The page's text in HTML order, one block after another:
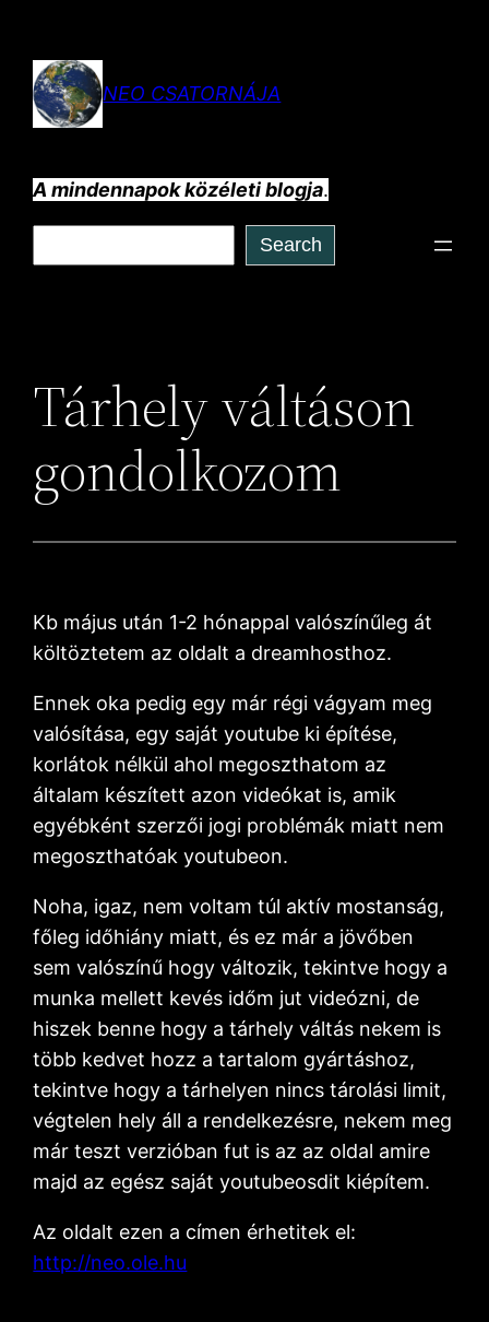
tartalomhozNEO CSATORNÁJA
A mindennapok közéleti blogja.
Search
Tárhely váltáson
gondolkozom
Kb május után 1-2 hónappal valószínűleg át
költöztetem az oldalt a dreamhosthoz.
Ennek oka pedig egy már régi vágyam meg
valósítása, egy saját youtube ki építése,
korlátok nélkül ahol megoszthatom az
általam készített azon videókat is, amik
egyébként szerzői jogi problémák miatt nem
megoszthatóak youtubeon.
Noha, igaz, nem voltam túl aktív mostanság,
főleg időhiány miatt, és ez már a jövőben
sem valószínű hogy változik, tekintve hogy a
munka mellett kevés időm jut videózni, de
hiszek benne hogy a tárhely váltás nekem is
több kedvet hozz a tartalom gyártáshoz,
tekintve hogy a tárhelyen nincs tárolási limit,
végtelen hely áll a rendelkezésre, nekem meg
már teszt verzióban fut is az az oldal amire
majd az egész saját youtubeosdit kiépítem.
Az oldalt ezen a címen érhetitek el:
http://neo.ole.hu